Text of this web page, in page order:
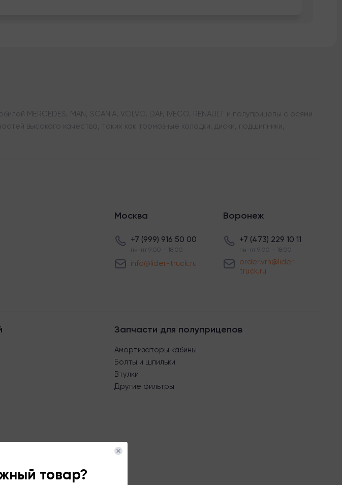
товар?
MERCEDES, MAN, SCANIA, VOLVO, DAF, IVECO, RENAULT и полуприцепы с осями
высокого качества, таких как тормозные колодки, диски, подшипники,
Москва
+7 (999) 916 50 00
пн-пт 9:00 – 18:00
info@lider-truck.ru
Воронеж
+7 (473) 229 10 11
пн-пт 9:00 – 18:00
order.vrn@lider-
truck.ru
Запчасти для полуприцепов
Амортизаторы кабины
Болты и шпильки
Втулки
Другие фильтры